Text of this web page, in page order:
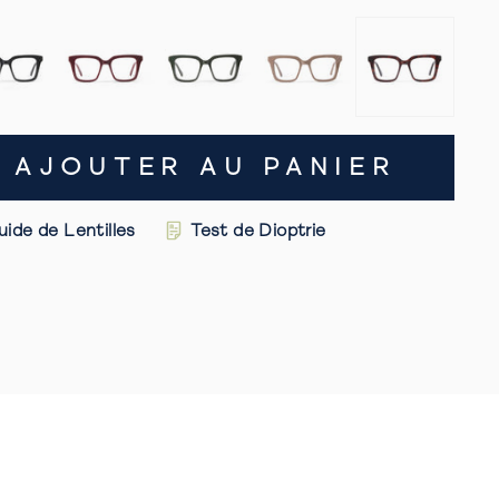
AJOUTER AU PANIER
de Lentilles Test de Dioptrie